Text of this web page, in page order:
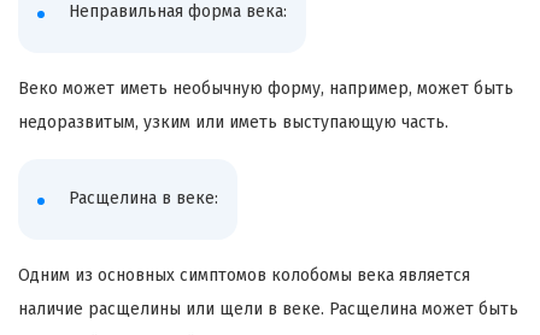
Неправильная форма века:
Веко может иметь необычную форму, например, может быть
недоразвитым, узким или иметь выступающую часть.
Расщелина в веке:
Одним из основных симптомов колобомы века является
наличие расщелины или щели в веке. Расщелина может быть